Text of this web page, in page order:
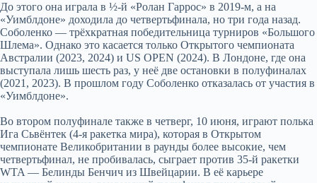
До этого она играла в ½-й «Ролан Гаррос» в 2019-м, а на
«Уимблдоне» доходила до четвертьфинала, но три года назад.
Соболенко — трёхкратная победительница турниров «Большого
Шлема». Однако это касается только Открытого чемпионата
Австралии (2023, 2024) и US OPEN (2024). В Лондоне, где она
выступала лишь шесть раз, у неё две остановки в полуфиналах
(2021, 2023). В прошлом году Соболенко отказалась от участия в
«Уимблдоне».
Во втором полуфинале также в четверг, 10 июня, играют полька
Ига Сьвёнтек (4-я ракетка мира), которая в Открытом
чемпионате Великобритании в раунды более высокие, чем
четвертьфинал, не пробивалась, сыграет против 35-й ракетки
WTA — Белинды Бенчич из Швейцарии. В её карьере